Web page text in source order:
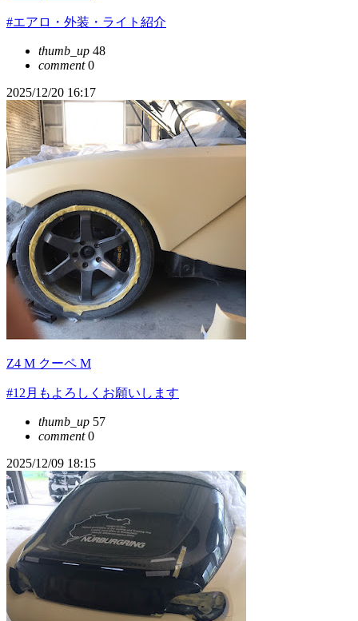
#エアロ・外装・ライト紹介
thumb_up 48
comment0
2025/12/20 16:17
Z4 M クーペ M
#12月もよろしくお願いします
thumb_up 57
comment0
2025/12/09 18:15